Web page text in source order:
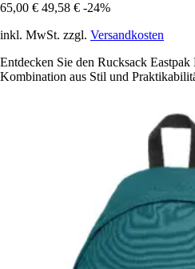
65,00 € 49,58 € -24%
inkl. MwSt. zzgl. Versandkosten
Entdecken Sie den Rucksack
Kombination aus Stil und